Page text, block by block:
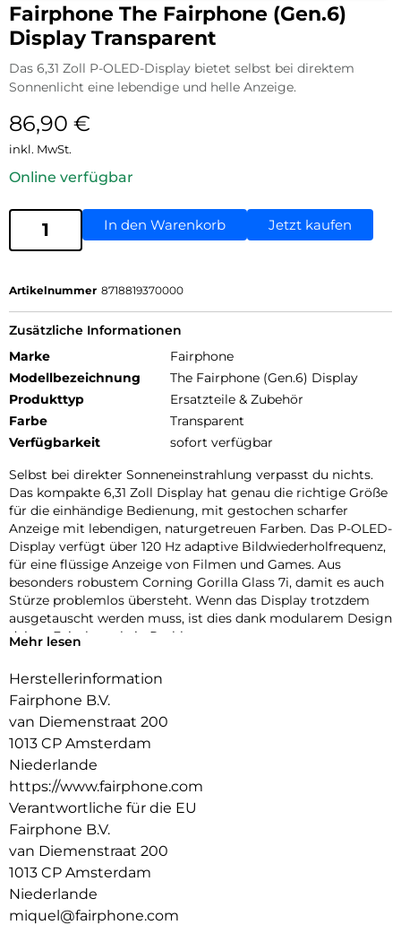
Fairphone The Fairphone (Gen.6)
Display Transparent
Das 6,31 Zoll P-OLED-Display bietet selbst bei direktem
Sonnenlicht eine lebendige und helle Anzeige.
86,90 €
inkl. MwSt.
Online verfügbar
In den Warenkorb Jetzt kaufen
Artikelnummer 8718819370000
Zusätzliche Informationen
Marke
Fairphone
Modellbezeichnung
The Fairphone (Gen.6) Display
Produkttyp
Ersatzteile & Zubehör
Farbe
Transparent
Verfügbarkeit
sofort verfügbar
Selbst bei direkter Sonneneinstrahlung verpasst du nichts.
Das kompakte 6,31 Zoll Display hat genau die richtige Größe
für die einhändige Bedienung, mit gestochen scharfer
Anzeige mit lebendigen, naturgetreuen Farben. Das P-OLED-
Display verfügt über 120 Hz adaptive Bildwiederholfrequenz,
für eine flüssige Anzeige von Filmen und Games. Aus
besonders robustem Corning Gorilla Glass 7i, damit es auch
Stürze problemlos übersteht. Wenn das Display trotzdem
ausgetauscht werden muss, ist dies dank modularem Design
deines Fairphone kein Problem.
Mehr lesen
Herstellerinformation
Fairphone B.V.
van Diemenstraat 200
1013 CP Amsterdam
Niederlande
https://www.fairphone.com
Verantwortliche für die EU
Fairphone B.V.
van Diemenstraat 200
1013 CP Amsterdam
Niederlande
miquel@fairphone.com